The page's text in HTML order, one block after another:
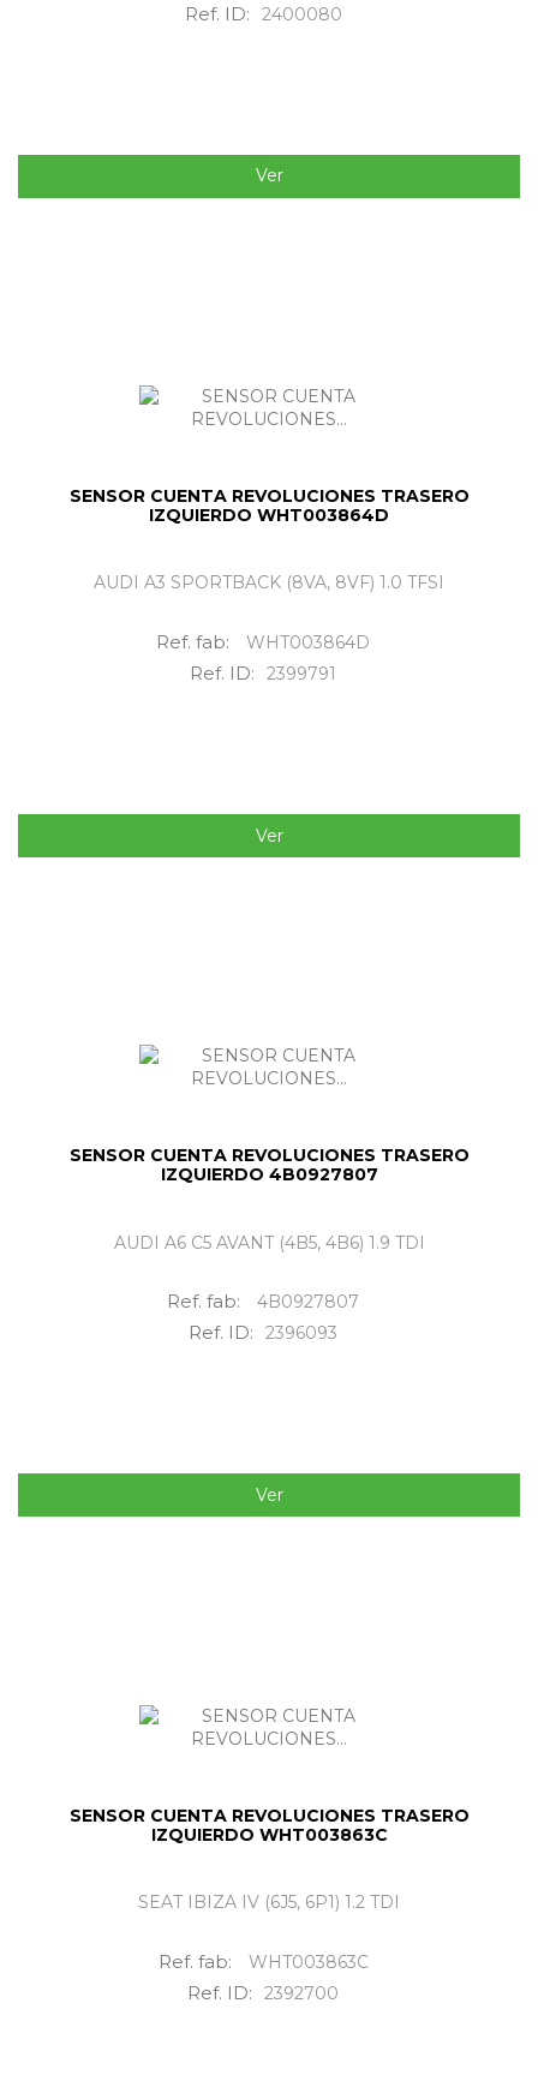
Ref. ID: 2400080
Ver
SENSOR CUENTA REVOLUCIONES TRASERO
IZQUIERDO WHT003864D
AUDI A3 SPORTBACK (8VA, 8VF) 1.0 TFSI
Ref. fab: WHT003864D
Ref. ID: 2399791
Ver
SENSOR CUENTA REVOLUCIONES TRASERO
IZQUIERDO 4B0927807
AUDI A6 C5 AVANT (4B5, 4B6) 1.9 TDI
Ref. fab: 4B0927807
Ref. ID: 2396093
Ver
SENSOR CUENTA REVOLUCIONES TRASERO
IZQUIERDO WHT003863C
SEAT IBIZA IV (6J5, 6P1) 1.2 TDI
Ref. fab: WHT003863C
Ref. ID: 2392700